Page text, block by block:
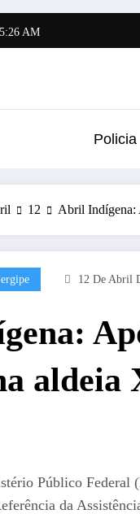
AM
Policia
12 Abril Indígena:
12 De Abril
aldeia
Público Federal
da